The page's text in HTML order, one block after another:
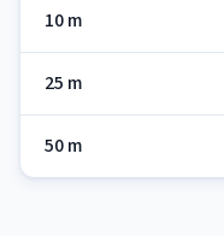
10 m
25 m
50 m